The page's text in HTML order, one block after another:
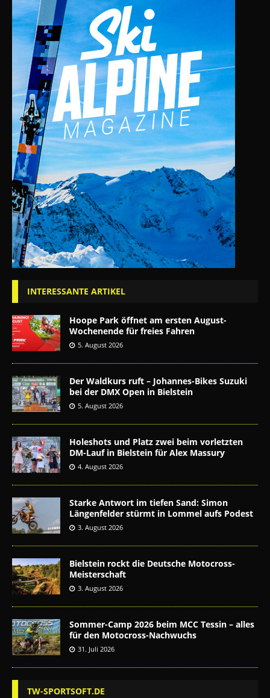
INTERESSANTE ARTIKEL
Hoope Park öffnet am ersten August-
Wochenende für freies Fahren
5. August 2026
Der Waldkurs ruft – Johannes-Bikes Suzuki
bei der DMX Open in Bielstein
5. August 2026
Holeshots und Platz zwei beim vorletzten
DM-Lauf in Bielstein für Alex Massury
4. August 2026
Starke Antwort im tiefen Sand: Simon
Längenfelder stürmt in Lommel aufs Podest
3. August 2026
Bielstein rockt die Deutsche Motocross-
Meisterschaft
3. August 2026
Sommer-Camp 2026 beim MCC Tessin – alles
für den Motocross-Nachwuchs
31. Juli 2026
TW-SPORTSOFT.DE